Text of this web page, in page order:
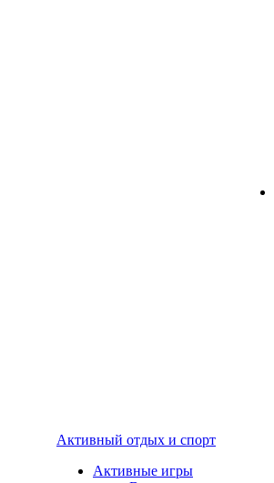
Активный отдых и спорт
Активные игры